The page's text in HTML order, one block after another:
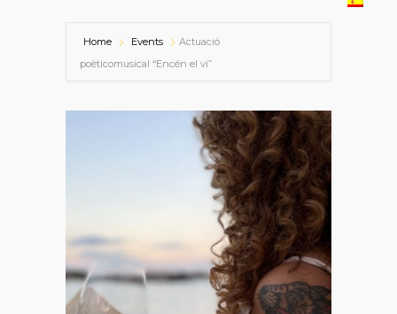
Home Events
Actuació
poèticomusical “Encén el vi”